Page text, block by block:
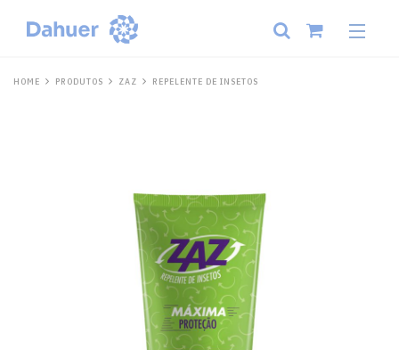
HOME PRODUTOS ZAZ REPELENTE DE INSETOS